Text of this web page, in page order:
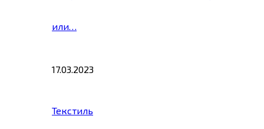
или…
17.03.2023
Текстиль